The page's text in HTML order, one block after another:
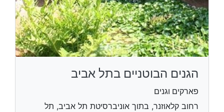
הגנים הבוטניים בתל אביב
פארקים וגנים
רחוב קלאוזנר, בתוך אוניברסיטת תל אביב, תל